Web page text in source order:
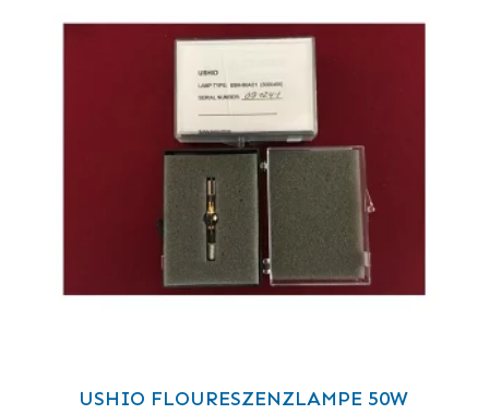
USHIO FLOURESZENZLAMPE 50W